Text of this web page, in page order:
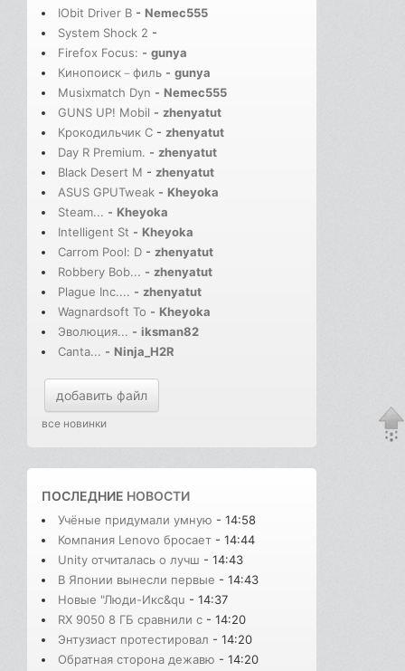
IObit Driver B - Nemec555
System Shock 2 -
Firefox Focus: - gunya
Кинопоиск－филь - gunya
Musixmatch Dyn - Nemec555
GUNS UP! Mobil - zhenyatut
Крокодильчик С - zhenyatut
Day R Premium. - zhenyatut
Black Desert M - zhenyatut
ASUS GPUTweak - Kheyoka
Steam... - Kheyoka
Intelligent St - Kheyoka
Carrom Pool: D - zhenyatut
Robbery Bob... - zhenyatut
Plague Inc.... - zhenyatut
Wagnardsoft To - Kheyoka
Эволюция... - iksman82
Canta... - Ninja_H2R
добавить файл
все новинки
ПОСЛЕДНИЕ НОВОСТИ
Учёные придумали умную - 14:58
Компания Lenovo бросает - 14:44
Unity отчиталась о лучш - 14:43
В Японии вынесли первые - 14:43
Новые "Люди-Икс&qu - 14:37
RX 9050 8 ГБ сравнили с - 14:20
Энтузиаст протестировал - 14:20
Обратная сторона дежавю - 14:20